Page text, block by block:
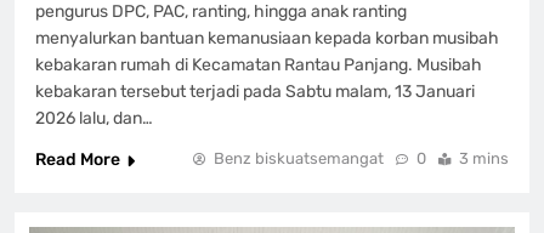
pengurus DPC, PAC, ranting, hingga anak ranting
menyalurkan bantuan kemanusiaan kepada korban musibah
kebakaran rumah di Kecamatan Rantau Panjang. Musibah
kebakaran tersebut terjadi pada Sabtu malam, 13 Januari
2026 lalu, dan…
Read More
Benz biskuatsemangat 0 3 mins